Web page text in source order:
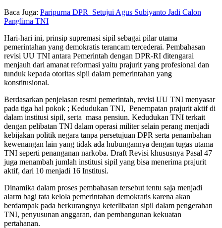
Baca Juga: Paripurna DPR Setujui Agus Subiyanto Jadi Calon
Panglima TNI
Hari-hari ini, prinsip supremasi sipil sebagai pilar utama
pemerintahan yang demokratis terancam tercederai. Pembahasan
revisi UU TNI antara Pemerintah dengan DPR-RI ditengarai
menjauh dari amanat reformasi yaitu prajurit yang profesional dan
tunduk kepada otoritas sipil dalam pemerintahan yang
konstitusional.
Berdasarkan penjelasan resmi pemerintah, revisi UU TNI menyasar
pada tiga hal pokok ; Kedudukan TNI, Penempatan prajurit aktif di
dalam institusi sipil, serta masa pensiun. Kedudukan TNI terkait
dengan pelibatan TNI dalam operasi militer selain perang menjadi
kebijakan politik negara tanpa persetujuan DPR serta penambahan
kewenangan lain yang tidak ada hubungannya dengan tugas utama
TNI seperti penanganan narkoba. Draft Revisi khususnya Pasal 47
juga menambah jumlah institusi sipil yang bisa menerima prajurit
aktif, dari 10 menjadi 16 Institusi.
Dinamika dalam proses pembahasan tersebut tentu saja menjadi
alarm bagi tata kelola pemerintahan demokratis karena akan
berdampak pada berkurangnya keterlibatan sipil dalam pengerahan
TNI, penyusunan anggaran, dan pembangunan kekuatan
pertahanan.